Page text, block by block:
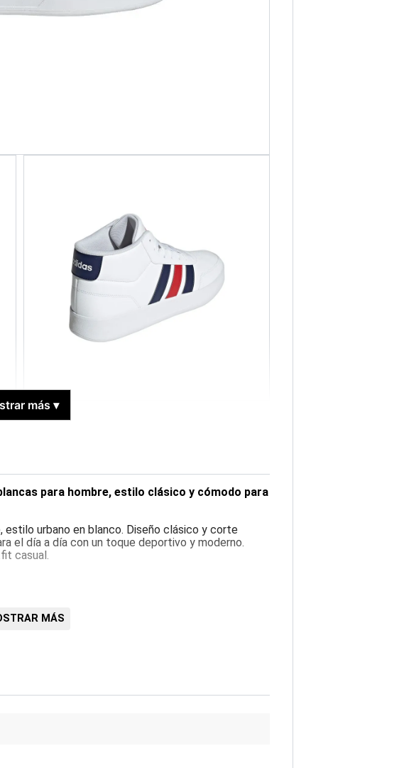
más ▾
para hombre, estilo clásico y cómodo para
estilo urbano en blanco. Diseño clásico y corte
el día a día con un toque deportivo y moderno.
casual.
MÁS